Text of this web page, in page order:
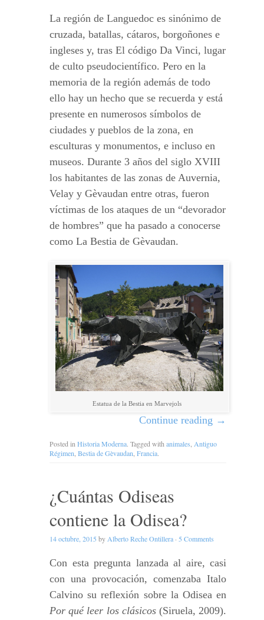
La región de Languedoc es sinónimo de
cruzada, batallas, cátaros, borgoñones e
ingleses y, tras El código Da Vinci, lugar
de culto pseudocientífico. Pero en la
memoria de la región además de todo
ello hay un hecho que se recuerda y está
presente en numerosos símbolos de
ciudades y pueblos de la zona, en
esculturas y monumentos, e incluso en
museos. Durante 3 años del siglo XVIII
los habitantes de las zonas de Auvernia,
Velay y Gèvaudan entre otras, fueron
víctimas de los ataques de un “devorador
de hombres” que ha pasado a conocerse
como La Bestia de Gèvaudan.
Estatua de la Bestia en Marvejols
Continue reading →
Posted inHistoria Moderna. Tagged withanimales, Antiguo
Régimen, Bestia de Gèvaudan, Francia.
¿Cuántas Odiseas
contiene la Odisea?
14 octubre, 2015 byAlberto Reche Ontillera · 5 Comments
Con esta pregunta lanzada al aire, casi
con una provocación, comenzaba Italo
Calvino su reflexión sobre la Odisea en
Por qué leer los clásicos(Siruela, 2009).